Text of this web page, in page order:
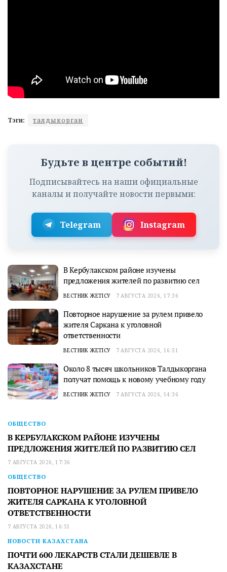
Тэги: талдыкорган
Будьте в центре событий!
Подписывайтесь на наши официальные
каналы и получайте новости первыми:
Telegram Instagram
В Кербулакском районе изучены
предложения жителей по развитию сел
ВЕСТНИК ЖЕТІСУ 7 АВГУСТА 2026, 17:36
Повторное нарушение за рулем привело
жителя Саркана к уголовной
ответственности
ВЕСТНИК ЖЕТІСУ 7 АВГУСТА 2026, 16:51
Около 8 тысяч школьников Талдыкоргана
получат помощь к новому учебному году
ВЕСТНИК ЖЕТІСУ 7 АВГУСТА 2026, 14:36
ОБЩЕСТВО
В КЕРБУЛАКСКОМ РАЙОНЕ ИЗУЧЕНЫ
ПРЕДЛОЖЕНИЯ ЖИТЕЛЕЙ ПО РАЗВИТИЮ СЕЛ
7 АВГУСТА 2026, 17:36
ОБЩЕСТВО
ПОВТОРНОЕ НАРУШЕНИЕ ЗА РУЛЕМ ПРИВЕЛО
ЖИТЕЛЯ САРКАНА К УГОЛОВНОЙ
ОТВЕТСТВЕННОСТИ
7 АВГУСТА 2026, 16:51
НОВОСТИ КАЗАХСТАНА
ПОЧТИ 600 ЛЕКАРСТВ СТАЛИ ДЕШЕВЛЕ В
КАЗАХСТАНЕ